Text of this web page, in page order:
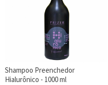
Shampoo Preenchedor
Hialurônico - 1000 ml